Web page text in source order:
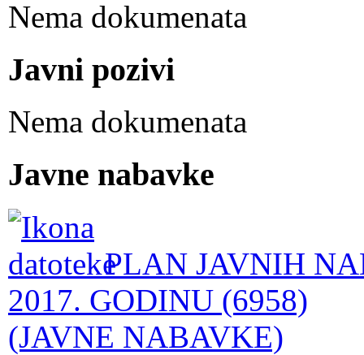
Nema dokumenata
Javni pozivi
Nema dokumenata
Javne nabavke
PLAN JAVNIH
2017. GODINU (6958)
(JAVNE NABAVKE)